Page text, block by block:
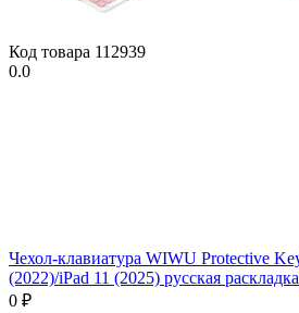
Код товара 112939
0.0
Чехол-клавиатура WIWU Protective
(2022)/iPad 11 (2025) русская
0 ₽